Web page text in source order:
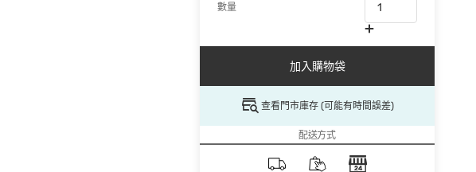
數量
加入購物袋
查看門市庫存 (可能有時間誤差)
配送方式